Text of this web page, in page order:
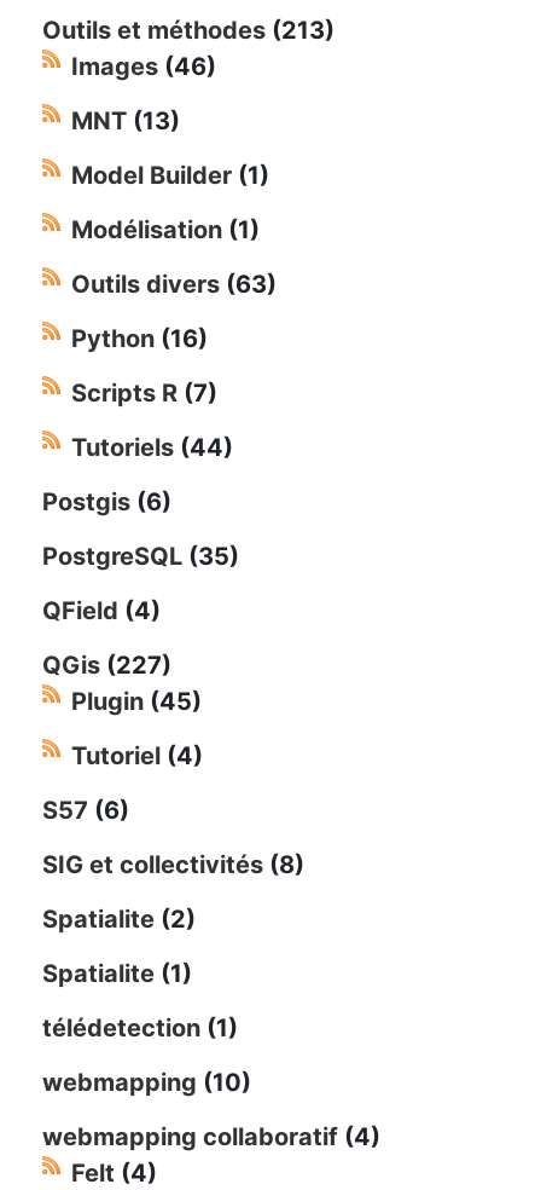
Outils et méthodes (213)
Images (46)
MNT (13)
Model Builder (1)
Modélisation (1)
Outils divers (63)
Python (16)
Scripts R (7)
Tutoriels (44)
Postgis (6)
PostgreSQL (35)
QField (4)
QGis (227)
Plugin (45)
Tutoriel (4)
S57 (6)
SIG et collectivités (8)
Spatialite (2)
Spatialite (1)
télédetection (1)
webmapping (10)
webmapping collaboratif (4)
Felt (4)